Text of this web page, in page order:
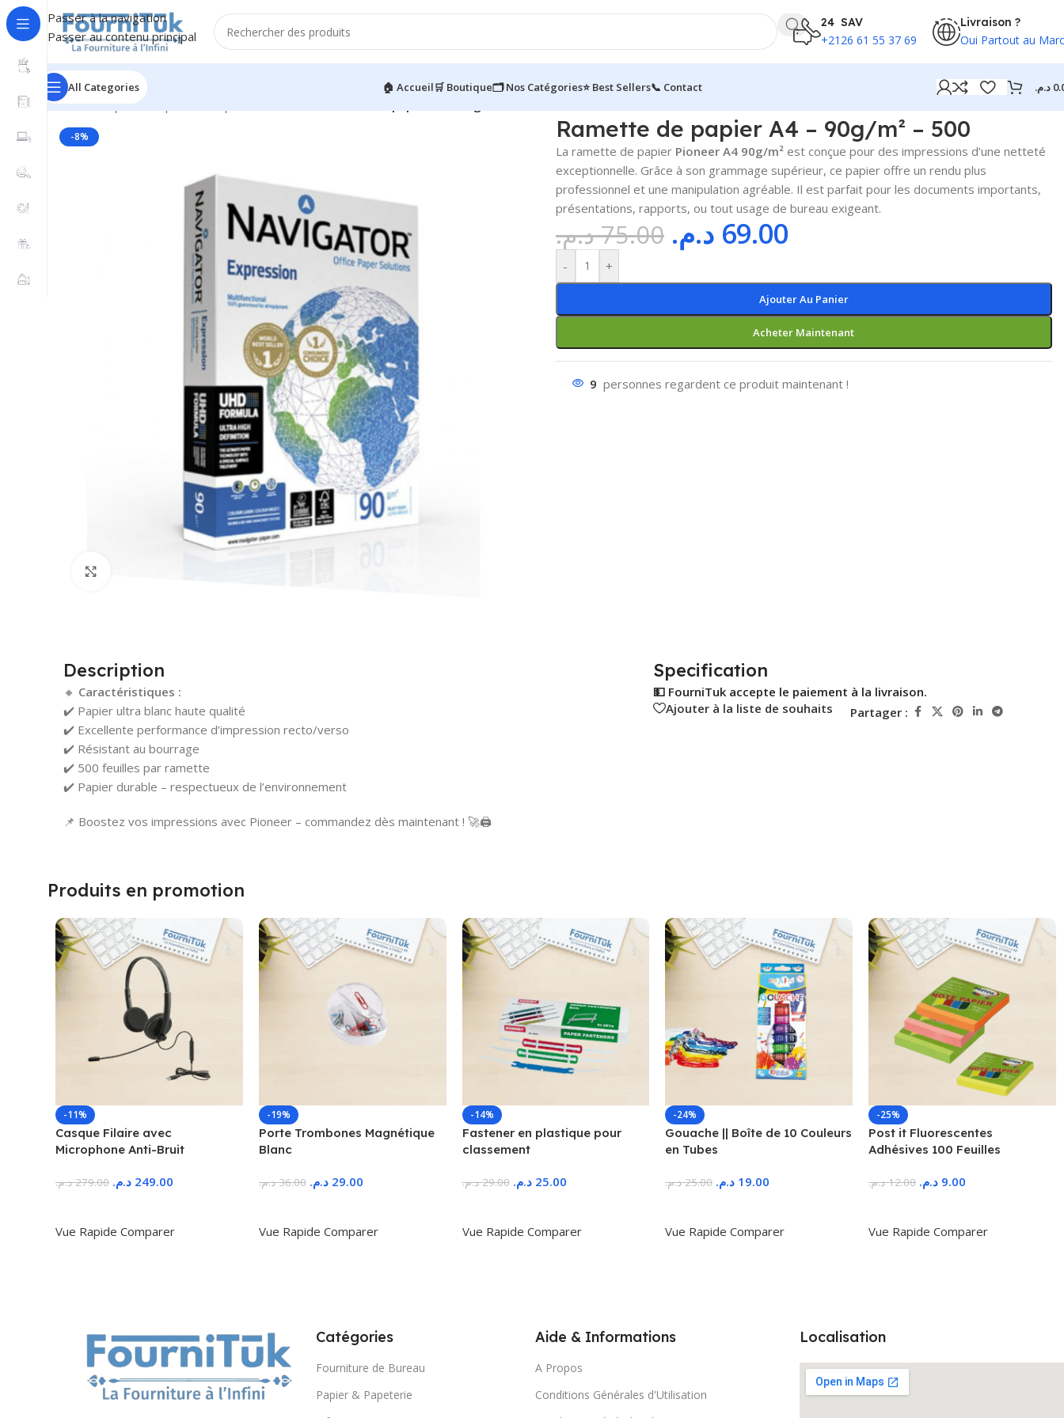
Passer à la navigation
Passer au contenu principal
24 SAV
+2126 61 55 37 69
Livraison ?
Oui Partout au
All Categories 🏠 Accueil🛒 Boutique🗂️ Nos Catégories⭐ Best Sellers📞 Contact د.م.
Accueil/Papier & Papeterie
-8% Ramette de papier A4 – 90g/m² – 500
La ramette de papier Pioneer A4 90g/m²est conçue pour des impressions d’une netteté
exceptionnelle. Grâce à son grammage supérieur, ce papier offre un rendu plus
professionnel et une manipulation agréable. Il est parfait pour les documents importants,
présentations, rapports, ou tout usage de bureau exigeant.
75.00د.م. 69.00 د.م.
- +
Ajouter Au Panier
Acheter Maintenant
9 personnes regardent ce produit maintenant !
Description
🔸 Caractéristiques :
✔️ Papier ultra blanc haute qualité
✔️ Excellente performance d’impression recto/verso
✔️ Résistant au bourrage
✔️ 500 feuilles par ramette
✔️ Papier durable – respectueux de l’environnement
📌 Boostez vos impressions avec Pioneer – commandez dès maintenant ! 🚀🖨️
Specification
💵 FourniTuk accepte le paiement à la livraison.
Ajouter à la liste de souhaits
Partager :
Produits en promotion
-11%
Casque Filaire avec
Microphone Anti-Bruit
279.00 د.م. 249.00 د.م.
Vue Rapide Comparer
-19%
Porte Trombones Magnétique
Blanc
36.00 د.م. 29.00 د.م.
Vue Rapide Comparer
-14%
Fastener en plastique pour
classement
29.00 د.م. 25.00 د.م.
Vue Rapide Comparer
-24%
Gouache || Boîte de 10 Couleurs
en Tubes
25.00 د.م. 19.00 د.م.
Vue Rapide Comparer
-25%
Post it Fluorescentes
Adhésives 100 Feuilles
12.00 د.م. 9.00 د.م.
Vue Rapide Comparer
Catégories
Fourniture de Bureau
Papier & Papeterie
Aide & Informations
A Propos
Conditions Générales d'Utilisation
Localisation